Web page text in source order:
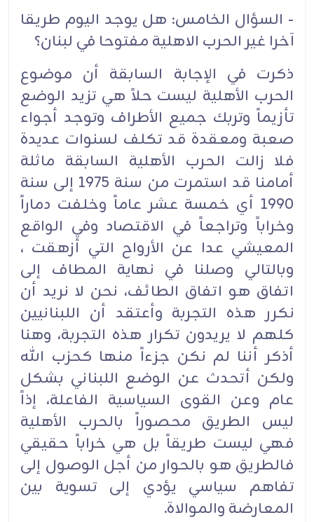
- السؤال الخامس: هل يوجد اليوم طريقا
آخرا غير الحرب الاهلية مفتوحا في لبنان؟
ذكرت في الإجابة السابقة أن موضوع
الحرب الأهلية ليست حلاً هي تزيد الوضع
تأزيماً وتربك جميع الأطراف وتوجد أجواء
صعبة ومعقدة قد تكلف لسنوات عديدة
فلا زالت الحرب الأهلية السابقة ماثلة
أمامنا قد استمرت من سنة 1975 إلى سنة
1990 أي خمسة عشر عاماً وخلفت دماراً
وخراباً وتراجعاً في الاقتصاد وفي الواقع
المعيشي عدا عن الأرواح التي أزهقت ،
وبالتالي وصلنا في نهاية المطاف إلى
اتفاق هو اتفاق الطائف، نحن لا نريد أن
نكرر هذه التجربة وأعتقد أن اللبنانيين
كلهم لا يريدون تكرار هذه التجربة، وهنا
أذكر أننا لم نكن جزءاً منها كحزب الله
ولكن أتحدث عن الوضع اللبناني بشكل
عام وعن القوى السياسية الفاعلة، إذاً
ليس الطريق محصوراً بالحرب الأهلية
فهي ليست طريقاً بل هي خراباً حقيقي
فالطريق هو بالحوار من أجل الوصول إلى
تفاهم سياسي يؤدي إلى تسوية بين
المعارضة والموالاة.